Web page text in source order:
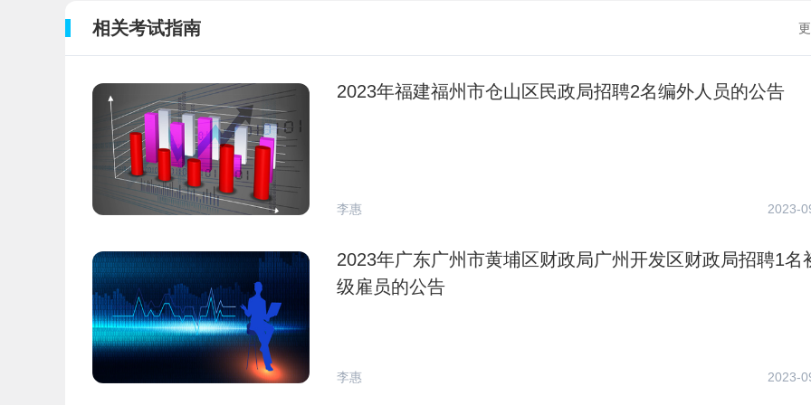
相关考试指南
2023年福建福州市仓山区民政局招聘2名编外人员的公告
李惠 2023-
2023年广东广州市黄埔区财政局广州开发区财政局招聘1名
级雇员的公告
李惠 2023-